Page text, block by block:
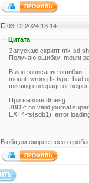
03.12.2024 13:14
Цитата
Запускаю скрипт mk-
Получаю ошибку: mount
В логе описание ошибки:
mount: wrong fs type, bad
missing codepage or
При вызове dmesg:
JBD2: no valid journal
EXT4-fs(sdb1): error
В общем скорее всего